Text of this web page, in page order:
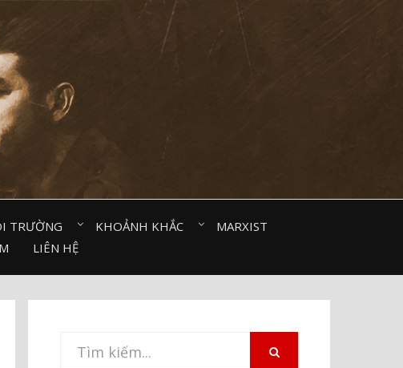
TRƯỜNG⠀ KHOẢNH KHẮC⠀
MARXIST⠀
LIÊN HỆ
Tìm